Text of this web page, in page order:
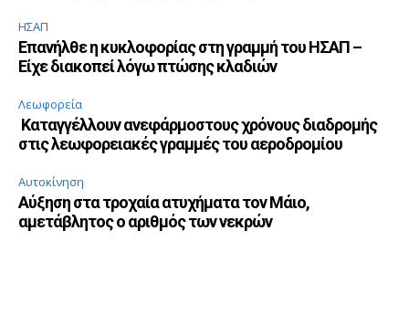
ΗΣΑΠ
Επανήλθε η κυκλοφορίας στη γραμμή του ΗΣΑΠ –
Είχε διακοπεί λόγω πτώσης κλαδιών
Λεωφορεία
Καταγγέλλουν ανεφάρμοστους χρόνους διαδρομής
στις λεωφορειακές γραμμές του αεροδρομίου
Αυτοκίνηση
Αύξηση στα τροχαία ατυχήματα τον Μάιο,
αμετάβλητος ο αριθμός των νεκρών